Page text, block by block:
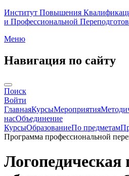
Институт Повышения
и Профессиональной
Меню
Навигация по сайту
Поиск
Войти
ГлавнаяКурсыМероприятия
насОбъединение
КурсыОбразованиеПо предметам
Программа профессиональной